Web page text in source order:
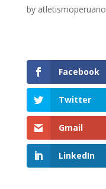
by atletismoperuano
Facebook
Twitter
Gmail
LinkedIn